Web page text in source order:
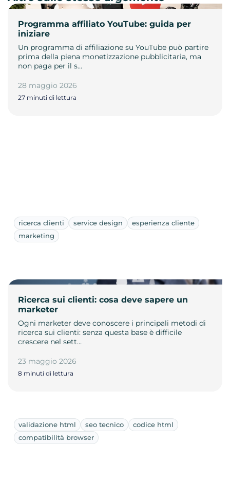
Programma affiliato YouTube: guida per
iniziare
Un programma di affiliazione su YouTube può partire
prima della piena monetizzazione pubblicitaria, ma
non paga per il s…
28 maggio 2026
27 minuti di lettura
ricerca clienti service design
esperienza cliente
marketing
Ricerca sui clienti: cosa deve sapere un
marketer
Ogni marketer deve conoscere i principali metodi di
ricerca sui clienti: senza questa base è difficile
crescere nel sett…
23 maggio 2026
8 minuti di lettura
validazione html seo tecnico
codice html
compatibilità browser